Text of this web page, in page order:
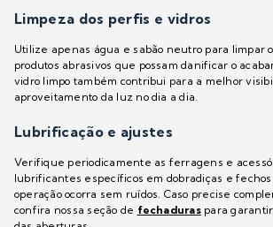
Limpeza dos perfis e vidros
Utilize apenas água e sabão neutro para limpar
produtos abrasivos que possam danificar o
vidro limpo também contribui para a melhor
aproveitamento da luz no dia a dia.
Lubrificação e ajustes
Verifique periodicamente as ferragens e
lubrificantes específicos em dobradiças e
operação ocorra sem ruídos. Caso precise
confira nossa seção de fechaduraspara